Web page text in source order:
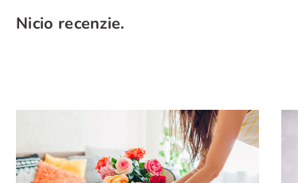
Evaluează produsul cu un rating între 1 și 5 stele
Adresă de e-mail
Nicio recenzie.